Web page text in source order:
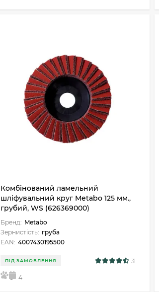
Комбінований ламельний
шліфувальний круг Metabo 125 мм.,
грубий, WS (626369000)
Бренд: Metabo
Зернистість: груба
EAN: 4007430195500
ПІД ЗАМОВЛЕННЯ 31
5 4